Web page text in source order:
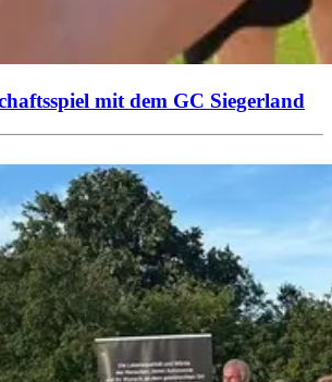
mit dem GC Siegerland